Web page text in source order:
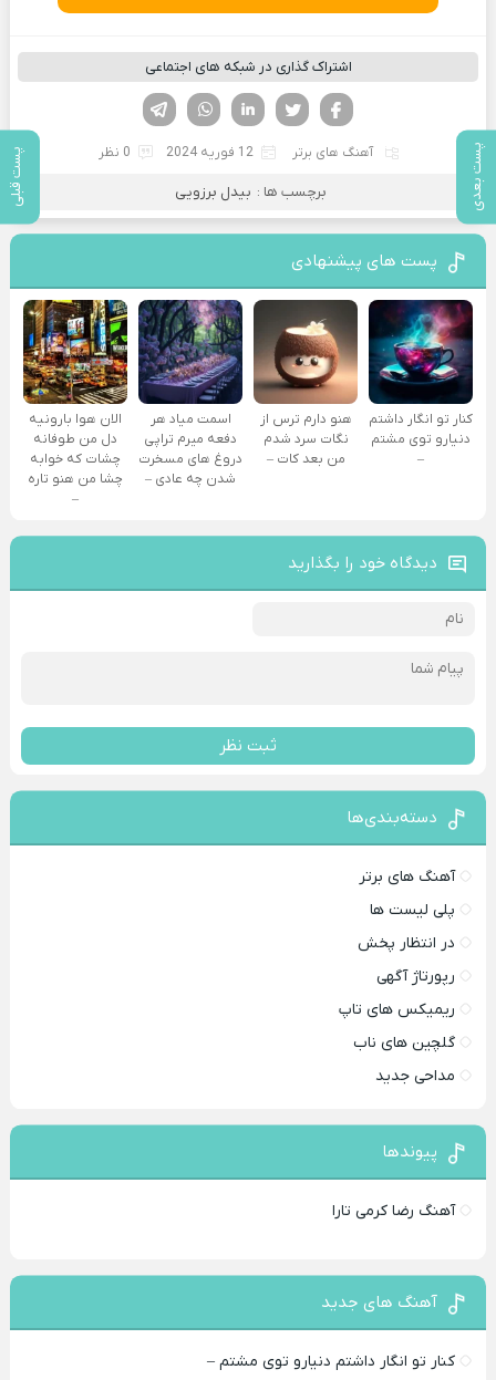
پست بعدی پست قبلی
اشتراک گذاری در شبکه های اجتماعی
لینکدین تویتر
فیسوک
آهنگ های برتر 12 فوریه 2024 0 نظر
برچسب ها : بیدل برزویی
پست های پیشنهادی
کنار تو انگار داشتم
دنیارو توی مشتم
–
هنو دارم ترس از
نگات سرد شدم
من بعد کات –
اسمت میاد هر
دفعه میرم تراپی
دروغ‌ های مسخرت
شدن چه عادی –
الان هوا بارونیه
دل من طوفانه
چشات که خوابه
چشا من هنو تاره
–
دیدگاه خود را بگذارید
ثبت نظر
دسته‌بندی‌ها
آهنگ های برتر
پلی لیست ها
در انتظار پخش
رپورتاژ آگهی
ریمیکس های تاپ
گلچین های ناب
مداحی جدید
پیوندها
آهنگ رضا کرمی تارا
آهنگ های جدید
کنار تو انگار داشتم دنیارو توی مشتم –